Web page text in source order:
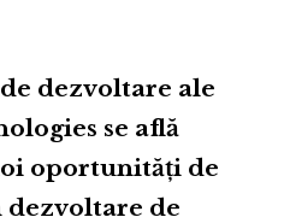
dezvoltare ale
se află
oportunități de
dezvoltare de